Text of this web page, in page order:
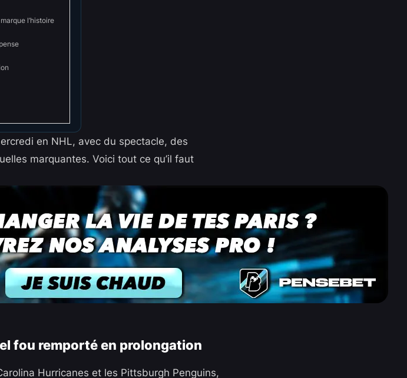
l’histoire
en NHL, avec du spectacle, des
marquantes. Voici tout ce qu’il faut
fou remporté en prolongation
Hurricanes et les Pittsburgh Penguins,